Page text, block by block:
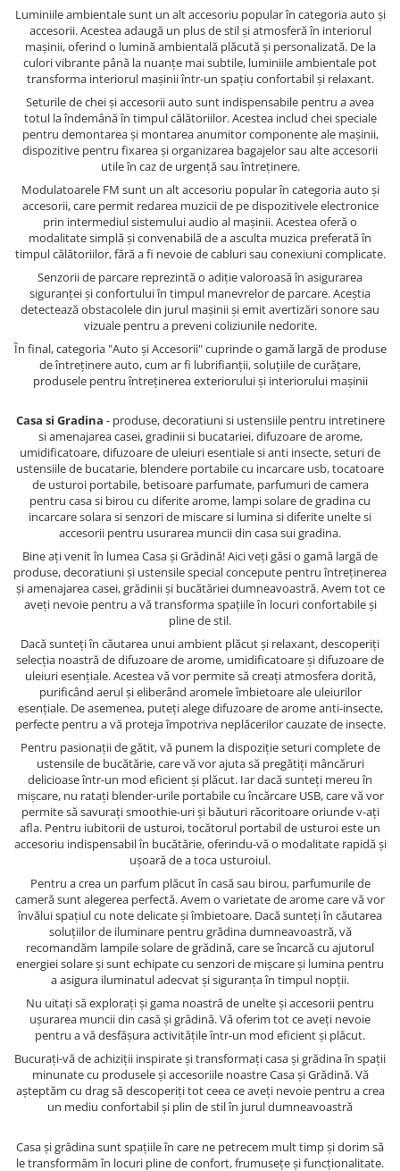
Luminiile ambientale sunt un alt accesoriu popular în categoria auto și
accesorii. Acestea adaugă un plus de stil și atmosferă în interiorul
mașinii, oferind o lumină ambientală plăcută și personalizată. De la
culori vibrante până la nuanțe mai subtile, luminiile ambientale pot
transforma interiorul mașinii într-un spațiu confortabil și relaxant.
Seturile de chei și accesorii auto sunt indispensabile pentru a avea
totul la îndemână în timpul călătoriilor. Acestea includ chei speciale
pentru demontarea și montarea anumitor componente ale mașinii,
dispozitive pentru fixarea și organizarea bagajelor sau alte accesorii
utile în caz de urgență sau întreținere.
Modulatoarele FM sunt un alt accesoriu popular în categoria auto și
accesorii, care permit redarea muzicii de pe dispozitivele electronice
prin intermediul sistemului audio al mașinii. Acestea oferă o
modalitate simplă și convenabilă de a asculta muzica preferată în
timpul călătoriilor, fără a fi nevoie de cabluri sau conexiuni complicate.
Senzorii de parcare reprezintă o adiție valoroasă în asigurarea
siguranței și confortului în timpul manevrelor de parcare. Aceștia
detectează obstacolele din jurul mașinii și emit avertizări sonore sau
vizuale pentru a preveni coliziunile nedorite.
În final, categoria "Auto și Accesorii" cuprinde o gamă largă de produse
de întreținere auto, cum ar fi lubrifianții, soluțiile de curățare,
produsele pentru întreținerea exteriorului și interiorului mașinii
Casa si Gradina - produse, decoratiuni si ustensiile pentru intretinere
si amenajarea casei, gradinii si bucatariei, difuzoare de arome,
umidificatoare, difuzoare de uleiuri esentiale si anti insecte, seturi de
ustensiile de bucatarie, blendere portabile cu incarcare usb, tocatoare
de usturoi portabile, betisoare parfumate, parfumuri de camera
pentru casa si birou cu diferite arome, lampi solare de gradina cu
incarcare solara si senzori de miscare si lumina si diferite unelte si
accesorii pentru usurarea muncii din casa sui gradina.
Bine ați venit în lumea Casa și Grădină! Aici veți găsi o gamă largă de
produse, decoratiuni și ustensile special concepute pentru întreținerea
și amenajarea casei, grădinii și bucătăriei dumneavoastră. Avem tot ce
aveți nevoie pentru a vă transforma spațiile în locuri confortabile și
pline de stil.
Dacă sunteți în căutarea unui ambient plăcut și relaxant, descoperiți
selecția noastră de difuzoare de arome, umidificatoare și difuzoare de
uleiuri esențiale. Acestea vă vor permite să creați atmosfera dorită,
purificând aerul și eliberând aromele îmbietoare ale uleiurilor
esențiale. De asemenea, puteți alege difuzoare de arome anti-insecte,
perfecte pentru a vă proteja împotriva neplăcerilor cauzate de insecte.
Pentru pasionații de gătit, vă punem la dispoziție seturi complete de
ustensile de bucătărie, care vă vor ajuta să pregătiți mâncăruri
delicioase într-un mod eficient și plăcut. Iar dacă sunteți mereu în
mișcare, nu ratați blender-urile portabile cu încărcare USB, care vă vor
permite să savurați smoothie-uri și băuturi răcoritoare oriunde v-ați
afla. Pentru iubitorii de usturoi, tocătorul portabil de usturoi este un
accesoriu indispensabil în bucătărie, oferindu-vă o modalitate rapidă și
ușoară de a toca usturoiul.
Pentru a crea un parfum plăcut în casă sau birou, parfumurile de
cameră sunt alegerea perfectă. Avem o varietate de arome care vă vor
învălui spațiul cu note delicate și îmbietoare. Dacă sunteți în căutarea
soluțiilor de iluminare pentru grădina dumneavoastră, vă
recomandăm lampile solare de grădină, care se încarcă cu ajutorul
energiei solare și sunt echipate cu senzori de mișcare și lumina pentru
a asigura iluminatul adecvat și siguranța în timpul nopții.
Nu uitați să explorați și gama noastră de unelte și accesorii pentru
ușurarea muncii din casă și grădină. Vă oferim tot ce aveți nevoie
pentru a vă desfășura activitățile într-un mod eficient și plăcut.
Bucurați-vă de achiziții inspirate și transformați casa și grădina în spații
minunate cu produsele și accesoriile noastre Casa și Grădină. Vă
așteptăm cu drag să descoperiți tot ceea ce aveți nevoie pentru a crea
un mediu confortabil și plin de stil în jurul dumneavoastră
Casa și grădina sunt spațiile în care ne petrecem mult timp și dorim să
le transformăm în locuri pline de confort, frumusețe și funcționalitate.